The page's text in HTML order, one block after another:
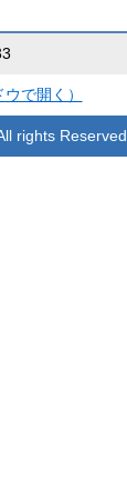
で開く）
rights Reserved.